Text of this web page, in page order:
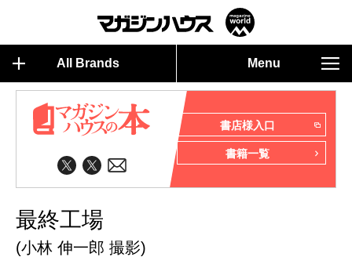
All Brands Menu
書店様入口
書籍一覧
最終工場
(小林 伸一郎 撮影)